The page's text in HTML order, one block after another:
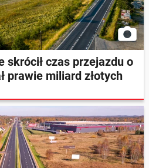
skrócił czas przejazdu o
prawie miliard złotych